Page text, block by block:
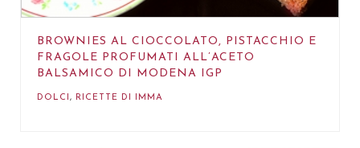
BROWNIES AL CIOCCOLATO, PISTACCHIO E
FRAGOLE PROFUMATI ALL’ACETO
BALSAMICO DI MODENA IGP
DOLCI , RICETTE DI IMMA